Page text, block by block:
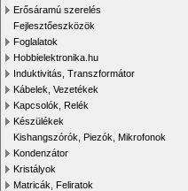
Erősáramú szerelés
Fejlesztőeszközök
Foglalatok
Hobbielektronika.hu
Induktivitás, Transzformátor
Kábelek, Vezetékek
Kapcsolók, Relék
Készülékek
Kishangszórók, Piezók, Mikrofonok
Kondenzátor
Kristályok
Matricák, Feliratok